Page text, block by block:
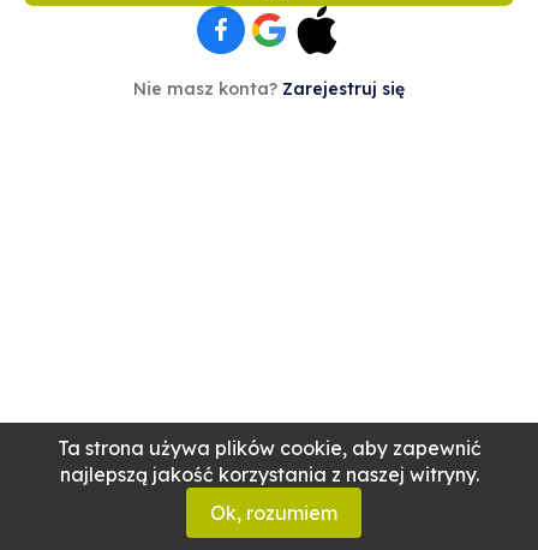
Ta strona używa plików cookie, aby zapewnić
najlepszą jakość korzystania z naszej witryny.
Ok, rozumiem
Nie masz konta? Zarejestruj się